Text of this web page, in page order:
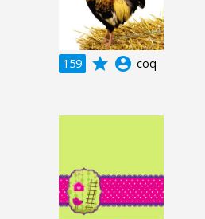
159 grade account_circle coq